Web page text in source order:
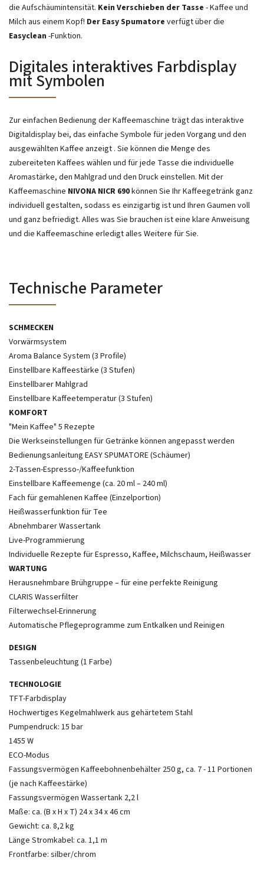
die Aufschäumintensität. Kein Verschieben der Tasse - Kaffee und
Milch aus einem Kopf! Der Easy Spumatore verfügt über die
Easyclean -Funktion.
Digitales interaktives Farbdisplay
mit Symbolen
Zur einfachen Bedienung der Kaffeemaschine trägtdas interaktive
Digitaldisplay bei, das einfache Symbole für jeden Vorgang und den
ausgewählten Kaffee anzeigt . Sie können die Menge des
zubereiteten Kaffees wählen und für jede Tasse die individuelle
Aromastärke, den Mahlgrad und den Druck einstellen. Mit der
Kaffeemaschine NIVONA NICR 690können Sie Ihr Kaffeegetränk ganz
individuell gestalten, sodass es einzigartig ist und Ihren Gaumen voll
und ganz befriedigt. Alles was Sie brauchen ist eine klare Anweisung
und die Kaffeemaschine erledigt alles Weitere für Sie.
Technische Parameter
SCHMECKEN
Vorwärmsystem
Aroma Balance System (3 Profile)
Einstellbare Kaffeestärke (3 Stufen)
Einstellbarer Mahlgrad
Einstellbare Kaffeetemperatur (3 Stufen)
KOMFORT
"Mein Kaffee" 5 Rezepte
Die Werkseinstellungen für Getränke können angepasst werden
Bedienungsanleitung EASY SPUMATORE (Schäumer)
2-Tassen-Espresso-/Kaffeefunktion
Einstellbare Kaffeemenge (ca. 20 ml – 240 ml)
Fach für gemahlenen Kaffee (Einzelportion)
Heißwasserfunktion für Tee
Abnehmbarer Wassertank
Live-Programmierung
Individuelle Rezepte für Espresso, Kaffee, Milchschaum, Heißwasser
WARTUNG
Herausnehmbare Brühgruppe – für eine perfekte Reinigung
CLARIS Wasserfilter
Filterwechsel-Erinnerung
Automatische Pflegeprogramme zum Entkalken und Reinigen
DESIGN
Tassenbeleuchtung (1 Farbe)
TECHNOLOGIE
TFT-Farbdisplay
Hochwertiges Kegelmahlwerk aus gehärtetem Stahl
Pumpendruck: 15 bar
1455 W
ECO-Modus
Fassungsvermögen Kaffeebohnenbehälter 250 g, ca. 7 - 11 Portionen
(je nach Kaffeestärke)
Fassungsvermögen Wassertank 2,2 l
Maße: ca. (B x H x T) 24 x 34 x 46 cm
Gewicht: ca. 8,2 kg
Länge Stromkabel: ca. 1,1 m
Frontfarbe: silber/chrom